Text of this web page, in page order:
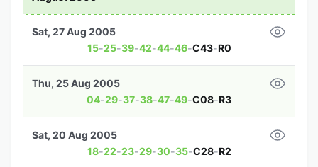
15-25-39-42-44-46-C43-R0
Sat, 27 Aug 2005
04-29-37-38-47-49-C08-R3
Thu, 25 Aug 2005
18-22-23-29-30-35-C28-R2
Sat, 20 Aug 2005